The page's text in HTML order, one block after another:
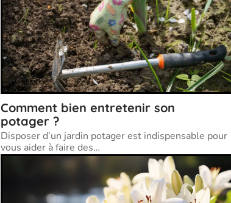
Comment bien entretenir son
potager ?
Disposer d’un jardin potager est indispensable pour
vous aider à faire des…